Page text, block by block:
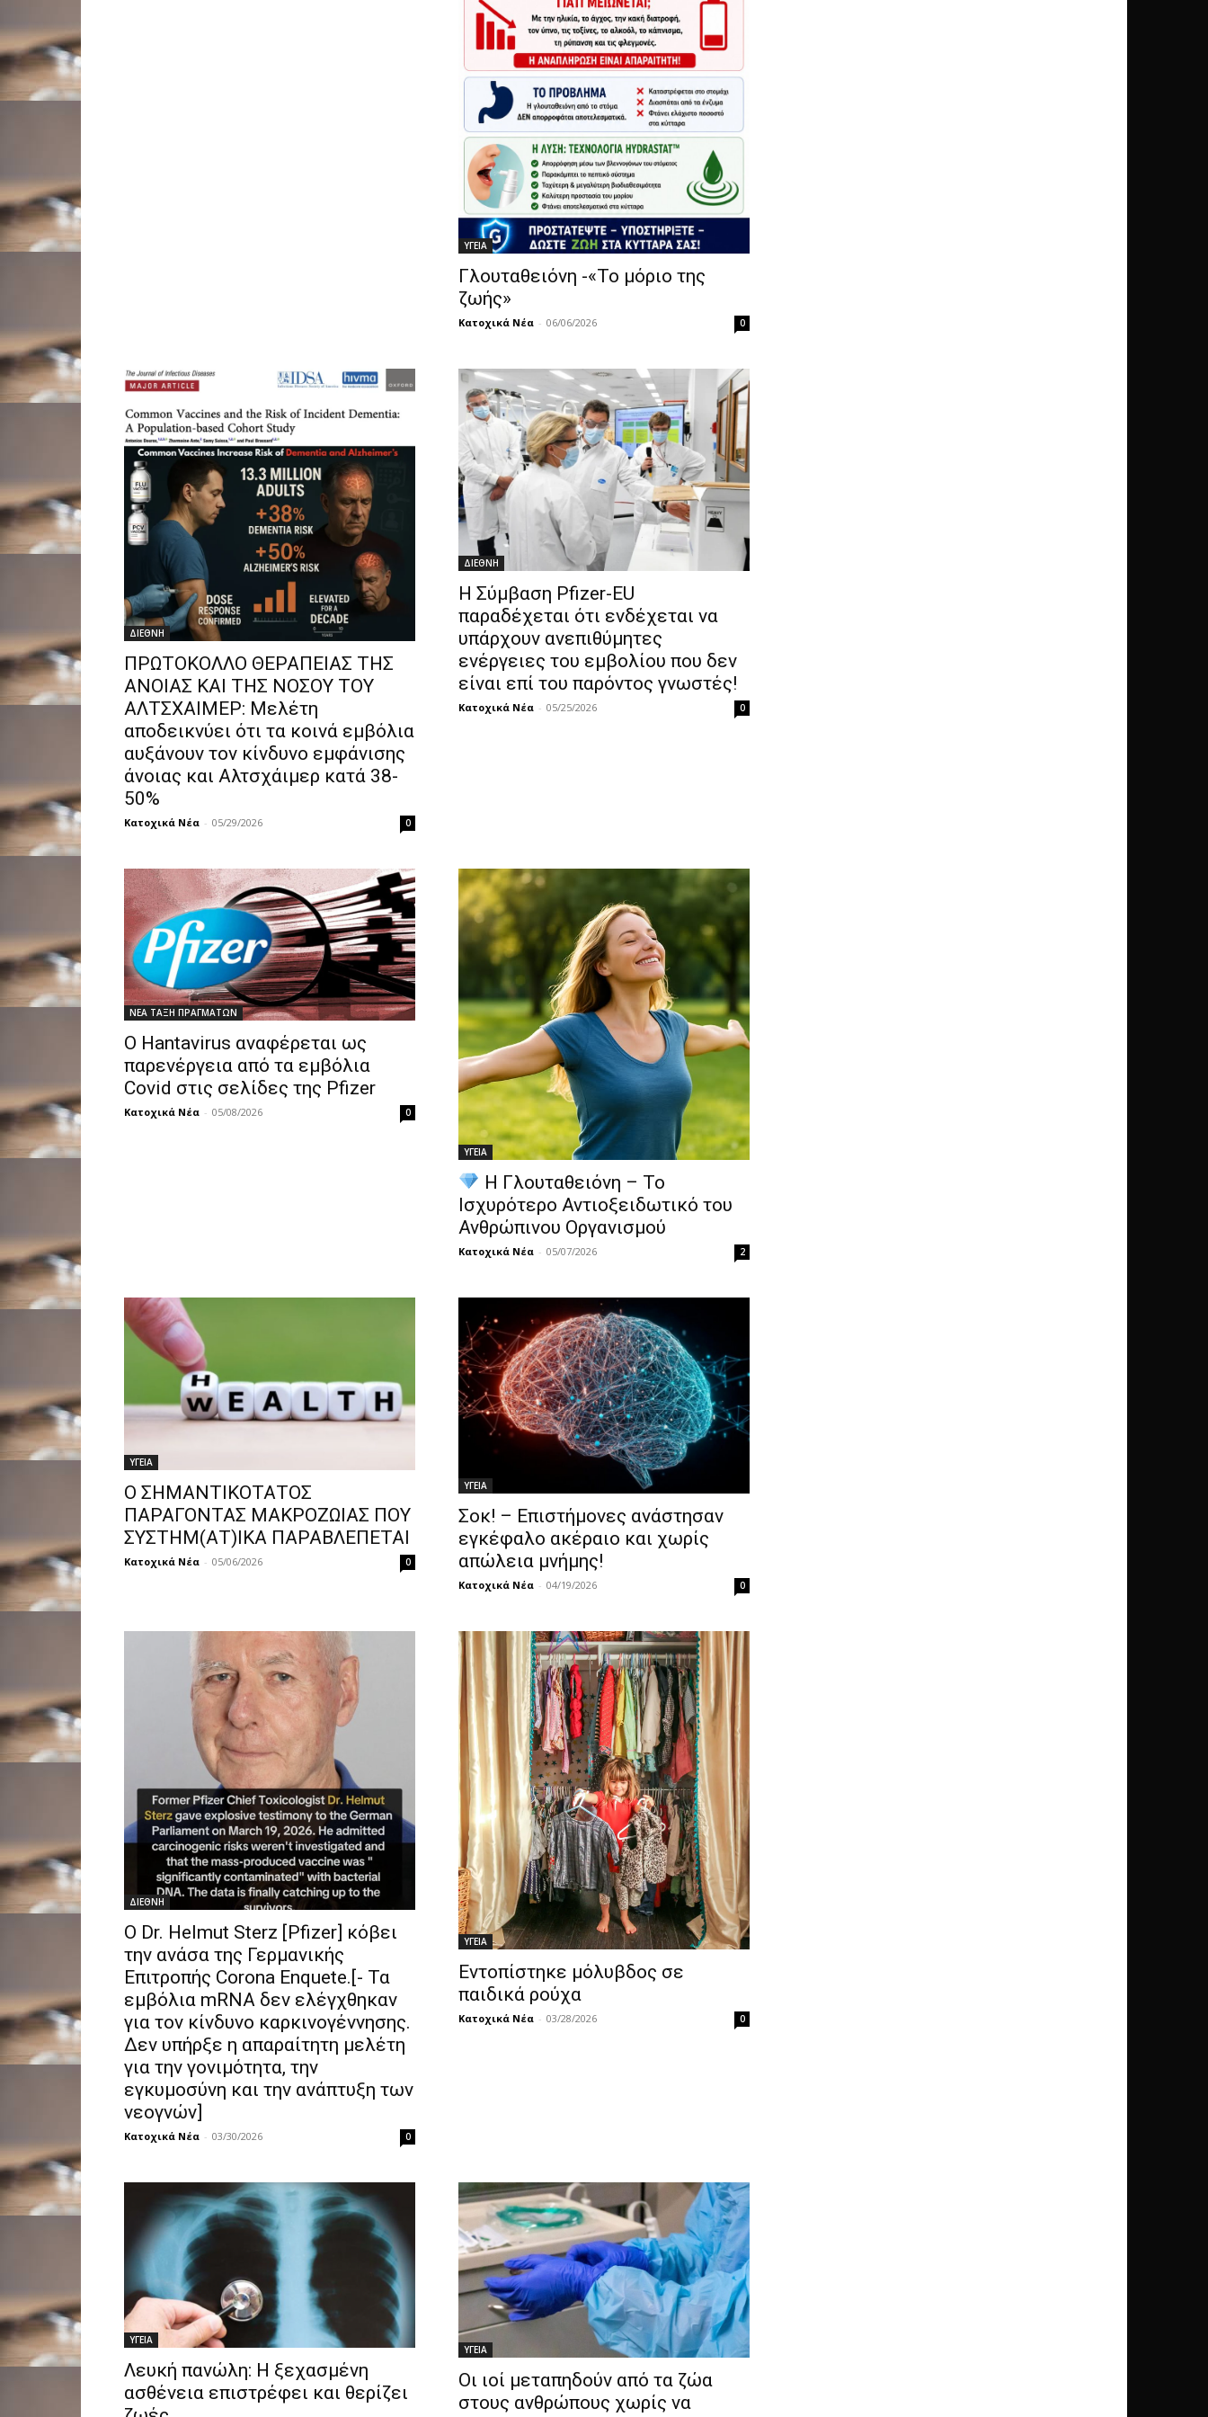
ΥΓΕΙΑ
Γλουταθειόνη -«Το μόριο της
ζωής»
Κατοχικά Νέα - 06/06/2026 0
ΔΙΕΘΝΗ
ΠΡΩΤΟΚΟΛΛΟ ΘΕΡΑΠΕΙΑΣ ΤΗΣ
ΑΝΟΙΑΣ ΚΑΙ ΤΗΣ ΝΟΣΟΥ ΤΟΥ
ΑΛΤΣΧΑΙΜΕΡ: Μελέτη
αποδεικνύει ότι τα κοινά εμβόλια
αυξάνουν τον κίνδυνο εμφάνισης
άνοιας και Αλτσχάιμερ κατά 38-
50%
Κατοχικά Νέα - 05/29/2026 0
ΔΙΕΘΝΗ
Η Σύμβαση Pfizer-EU
παραδέχεται ότι ενδέχεται να
υπάρχουν ανεπιθύμητες
ενέργειες του εμβολίου που δεν
είναι επί του παρόντος γνωστές!
Κατοχικά Νέα - 05/25/2026 0
ΝΕΑ ΤΑΞΗ ΠΡΑΓΜΑΤΩΝ
Ο Hantavirus αναφέρεται ως
παρενέργεια από τα εμβόλια
Covid στις σελίδες της Pfizer
Κατοχικά Νέα - 05/08/2026 0
ΥΓΕΙΑ
Η Γλουταθειόνη – Το
Ισχυρότερο Αντιοξειδωτικό του
Ανθρώπινου Οργανισμού
Κατοχικά Νέα - 05/07/2026 2
ΥΓΕΙΑ
Ο ΣΗΜΑΝΤΙΚΟΤΑΤΟΣ
ΠΑΡΑΓΟΝΤΑΣ ΜΑΚΡΟΖΩΙΑΣ ΠΟΥ
ΣΥΣΤΗΜ(ΑΤ)ΙΚΑ ΠΑΡΑΒΛΕΠΕΤΑΙ
Κατοχικά Νέα - 05/06/2026 0
ΥΓΕΙΑ
Σοκ! – Επιστήμονες ανάστησαν
εγκέφαλο ακέραιο και χωρίς
απώλεια μνήμης!
Κατοχικά Νέα - 04/19/2026 0
ΔΙΕΘΝΗ
O Dr. Helmut Sterz [Pfizer] κόβει
την ανάσα της Γερμανικής
Επιτροπής Corona Enquete.[- Τα
εμβόλια mRNA δεν ελέγχθηκαν
για τoν κίνδυνο καρκινογέννησης.
Δεν υπήρξε η απαραίτητη μελέτη
για την γονιμότητα, την
εγκυμοσύνη και την ανάπτυξη των
νεογνών]
Κατοχικά Νέα - 03/30/2026 0
ΥΓΕΙΑ
Εντοπίστηκε μόλυβδος σε
παιδικά ρούχα
Κατοχικά Νέα - 03/28/2026 0
ΥΓΕΙΑ
Λευκή πανώλη: Η ξεχασμένη
ασθένεια επιστρέφει και θερίζει
ΥΓΕΙΑ
Οι ιοί μεταπηδούν από τα ζώα
στους ανθρώπους χωρίς να